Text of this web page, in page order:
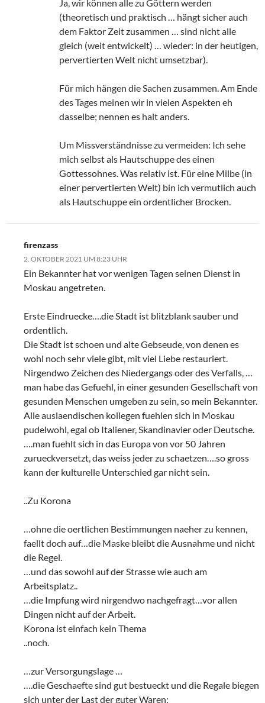
Ja, wir können alle zu Göttern werden
(theoretisch und praktisch … hängt sicher auch
dem Faktor Zeit zusammen … sind nicht alle
gleich (weit entwickelt) … wieder: in der heutigen,
pervertierten Welt nicht umsetzbar).
Für mich hängen die Sachen zusammen. Am Ende
des Tages meinen wir in vielen Aspekten eh
dasselbe; nennen es halt anders.
Um Missverständnisse zu vermeiden: Ich sehe
mich selbst als Hautschuppe des einen
Gottessohnes. Was relativ ist. Für eine Milbe (in
einer pervertierten Welt) bin ich vermutlich auch
als Hautschuppe ein ordentlicher Brocken.
firenzass
2. OKTOBER 2021 UM 8:23 UHR
Ein Bekannter hat vor wenigen Tagen seinen Dienst in
Moskau angetreten.
Erste Eindruecke….die Stadt ist blitzblank sauber und
ordentlich.
Die Stadt ist schoen und alte Gebseude, von denen es
wohl noch sehr viele gibt, mit viel Liebe restauriert.
Nirgendwo Zeichen des Niedergangs oder des Verfalls, …
man habe das Gefuehl, in einer gesunden Gesellschaft von
gesunden Menschen umgeben zu sein, so mein Bekannter.
Alle auslaendischen kollegen fuehlen sich in Moskau
pudelwohl, egal ob Italiener, Skandinavier oder Deutsche.
….man fuehlt sich in das Europa von vor 50 Jahren
zurueckversetzt, das weiss jeder zu schaetzen….so gross
kann der kulturelle Unterschied gar nicht sein.
..Zu Korona
…ohne die oertlichen Bestimmungen naeher zu kennen,
faellt doch auf…die Maske bleibt die Ausnahme und nicht
die Regel.
…und das sowohl auf der Strasse wie auch am
Arbeitsplatz..
…die Impfung wird nirgendwo nachgefragt…vor allen
Dingen nicht auf der Arbeit.
Korona ist einfach kein Thema
..noch.
…zur Versorgungslage …
….die Geschaefte sind gut bestueckt und die Regale biegen
sich unter der Last der guter Waren: